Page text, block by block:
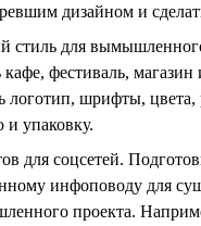
дизайном и
стиль для
фестиваль, магазин
логотип, шрифты,
упаковку.
для соцсетей.
инфоповоду для
проекта.